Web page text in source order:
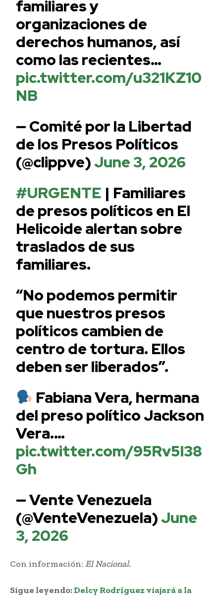
familiares y
organizaciones de
derechos humanos, así
como las recientes…
pic.twitter.com/u321KZ10
NB
— Comité por la Libertad
de los Presos Políticos
(@clippve)June 3, 2026
#URGENTE | Familiares
de presos políticos en El
Helicoide alertan sobre
traslados de sus
familiares.
“No podemos permitir
que nuestros presos
políticos cambien de
centro de tortura. Ellos
deben ser liberados”.
Fabiana Vera, hermana
del preso político Jackson
Vera.…
pic.twitter.com/95Rv5I38
Gh
— Vente Venezuela
(@VenteVenezuela)June
3, 2026
Con información: El Nacional.
Sigue leyendo:Delcy Rodríguez viajará a la